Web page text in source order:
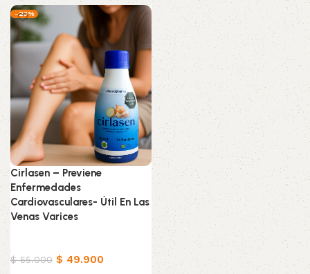
-23%
Cirlasen – Previene
Enfermedades
Cardiovasculares- Útil En Las
Venas Varices
$65.000 $ 49.900